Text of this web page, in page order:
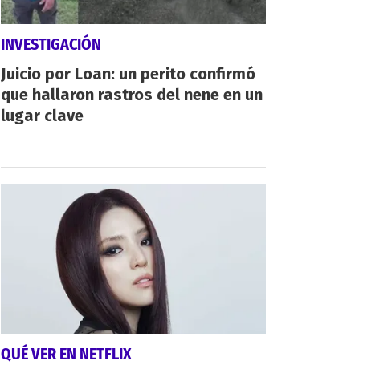
INVESTIGACIÓN
Juicio por Loan: un perito confirmó
que hallaron rastros del nene en un
lugar clave
QUÉ VER EN NETFLIX